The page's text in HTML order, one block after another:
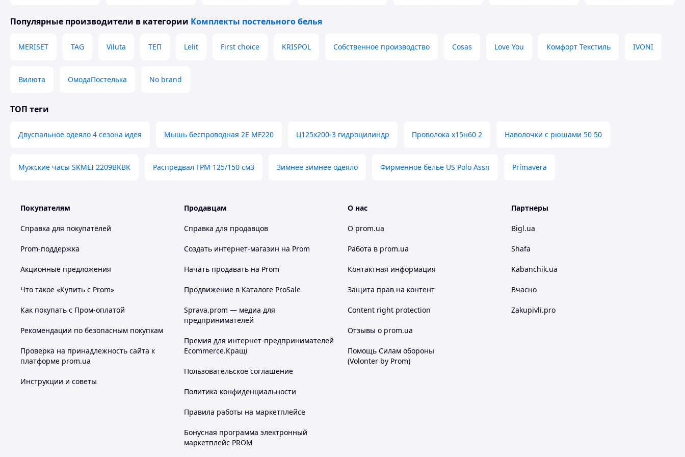
Популярные производители в категории Комплекты постельного белья
MERISET TAG Viluta ТЕП Lelit First choice KRISPOL Собственное производство Cosas Love You Комфорт Текстиль IVONI
Вилюта ОмодаПостелька No brand
ТОП теги
Двуспальное одеяло 4 сезона идея Мышь беспроводная 2E MF220 Ц125х200-3 гидроцилиндр Проволока х15н60 2 Наволочки с рюшами 50 50
Мужские часы SKMEI 2209BKBK Распредвал ГРМ 125/150 см3 Зимнее зимнее одеяло Фирменное белье US Polo Assn Primavera
Покупателям
Справка для покупателей
Prom-поддержка
Акционные предложения
Что такое «Купить с Prom»
Как покупать с Пром-оплатой
Рекомендации по безопасным покупкам
Проверка на принадлежность сайта к
платформе prom.ua
Инструкции и советы
Продавцам
Справка для продавцов
Создать интернет-магазин на Prom
Начать продавать на Prom
Продвижение в Каталоге ProSale
Sprava.prom — медиа для
предпринимателей
Премия для интернет-предпринимателей
Ecommerce.Кращі
Пользовательское соглашение
Политика конфиденциальности
Правила работы на маркетплейсе
Бонусная программа электронный
маркетплейс PROM
О нас
О prom.ua
Работа в prom.ua
Контактная информация
Защита прав на контент
Content right protection
Отзывы о prom.ua
Помощь Силам обороны
(Volonter by Prom)
Партнеры
Bigl.ua
Shafa
Kabanchik.ua
Вчасно
Zakupivli.pro